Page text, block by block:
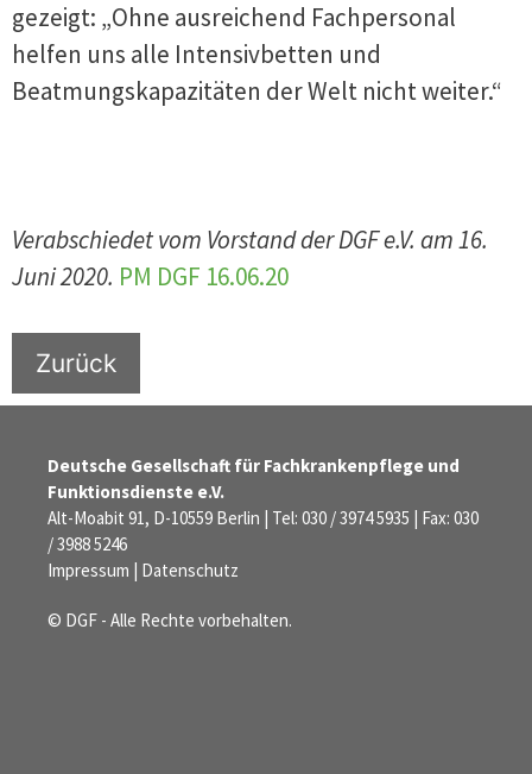
gezeigt: „Ohne ausreichend Fachpersonal
helfen uns alle Intensivbetten und
Beatmungskapazitäten der Welt nicht weiter.“
Verabschiedet vom Vorstand der DGF e.V. am 16.
Juni 2020. PM DGF 16.06.20
Zurück
Deutsche Gesellschaft für Fachkrankenpflege und
Funktionsdienste e.V.
Alt-Moabit 91, D-10559 Berlin | Tel: 030 / 3974 5935 | Fax: 030
/ 3988 5246
Impressum | Datenschutz
© DGF - Alle Rechte vorbehalten.